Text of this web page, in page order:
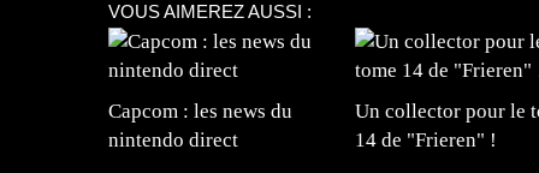
VOUS AIMEREZ AUSSI :
Capcom : les news du
nintendo direct
Un collector pour le
14 de "Frieren" !